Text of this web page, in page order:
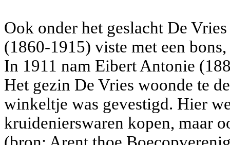
Ook onder het geslacht De
(1860-1915) viste met een
In 1911 nam Eibert Antonie
Het gezin De Vries woonde te
winkeltje was gevestigd. Hier
kruidenierswaren kopen, maar